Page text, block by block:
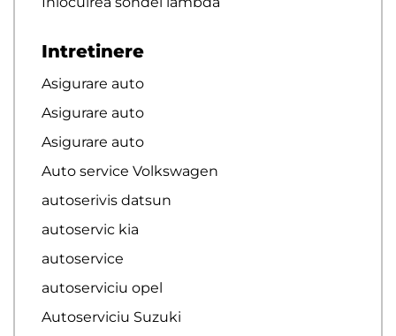
Intretinere
Asigurare auto
Asigurare auto
Asigurare auto
Auto service Volkswagen
autoserivis datsun
autoservic kia
autoservice
autoserviciu opel
Autoserviciu Suzuki